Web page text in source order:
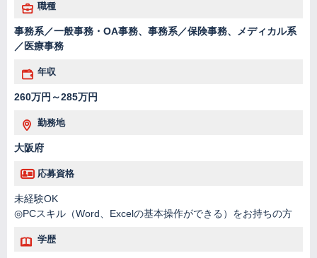
職種
事務系／一般事務・OA事務、事務系／保険事務、メディカル系
／医療事務
年収
260万円～285万円
勤務地
大阪府
応募資格
未経験OK
◎PCスキル（Word、Excelの基本操作ができる）をお持ちの方
学歴